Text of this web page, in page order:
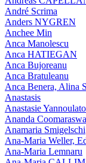
André Scrima
Anders NYGREN
Anchee Min
Anca Manolescu
Anca HATIEGAN
Anca Bujoreanu
Anca Bratuleanu
Anca Benera, Alina
Anastasis
Anastasie
Ananda
Anamaria Smigelschi
Ana-Maria Weller,
Ana-Maria Lemnaru